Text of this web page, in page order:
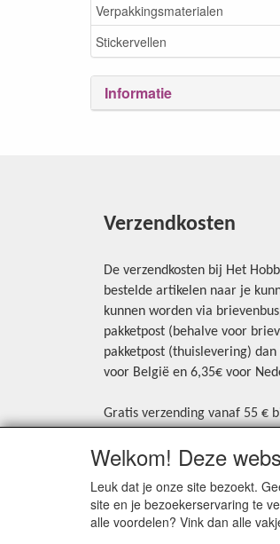
Verpakkingsmaterialen
Stickervellen
Informatie
Verzendkosten
De verzendkosten bij Het
bestelde artikelen naar je
kunnen worden via
pakketpost (behalve voor
pakketpost (thuislevering)
voor België en 6,35€ voor
Gratis verzending vanaf 55 €
Levering andere landen:
Zie voor een overzicht van
Welkom! Deze
Leuk dat je onze site bezoekt.
site en je bezoekerservaring te
alle voordelen? Vink dan alle